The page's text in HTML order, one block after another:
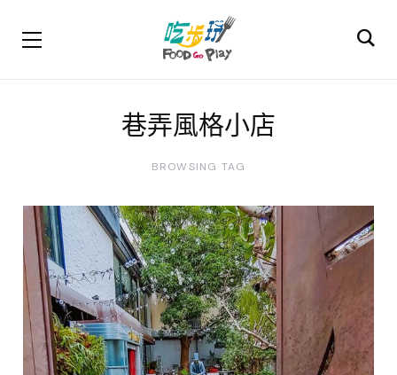
巷弄風格小店
BROWSING TAG